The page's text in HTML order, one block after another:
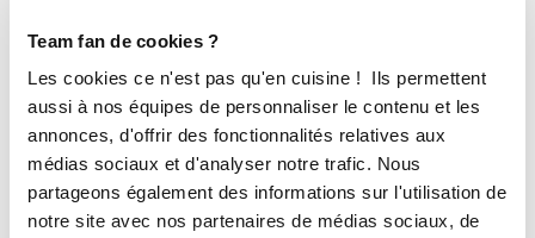
Team fan de cookies ?
Les cookies ce n'est pas qu'en cuisine ! Ils permettent
aussi à nos équipes de personnaliser le contenu et les
annonces, d'offrir des fonctionnalités relatives aux
médias sociaux et d'analyser notre trafic. Nous
partageons également des informations sur l'utilisation de
notre site avec nos partenaires de médias sociaux, de